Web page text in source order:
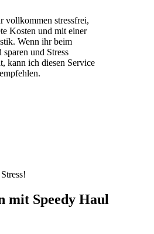
vollkommen stressfrei,
Kosten und mit einer
Wenn ihr beim
und Stress
kann ich diesen Service
mit Speedy Haul